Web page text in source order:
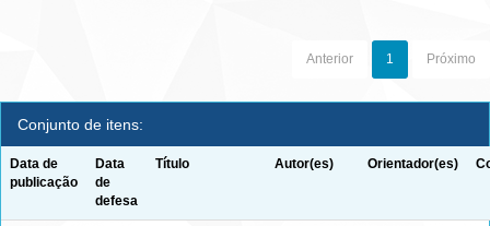
Anterior 1 Próximo
Conjunto de itens:
Data de
publicação
Data
de
defesa
Título Autor(es) Orientador(es)